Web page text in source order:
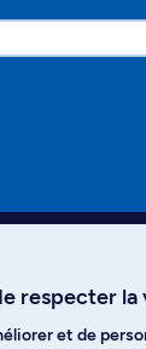
respecter
et de